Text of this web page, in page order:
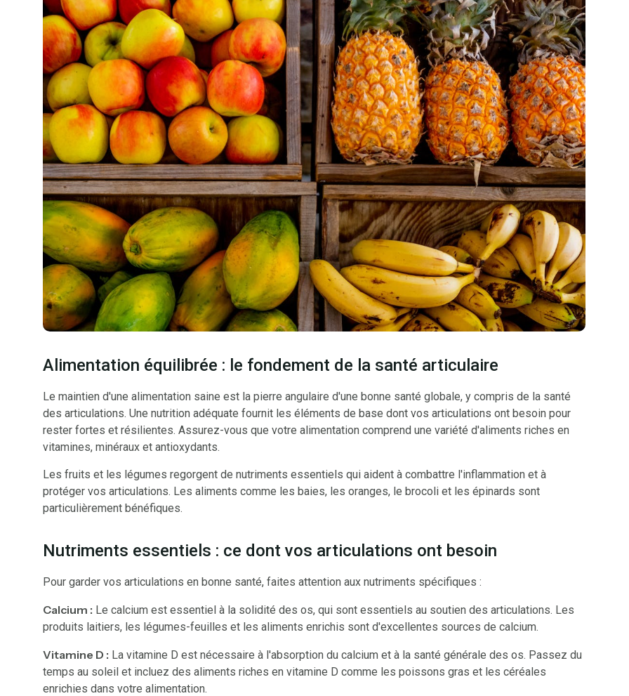
Alimentation équilibrée : le fondement de la santé articulaire
Le maintien d'une alimentation saine est la pierre angulaire d'une bonne santé globale, y compris de la santé
des articulations. Une nutrition adéquate fournit les éléments de base dont vos articulations ont besoin pour
rester fortes et résilientes. Assurez-vous que votre alimentation comprend une variété d'aliments riches en
vitamines, minéraux et antioxydants.
Les fruits et les légumes regorgent de nutriments essentiels qui aident à combattre l'inflammation et à
protéger vos articulations. Les aliments comme les baies, les oranges, le brocoli et les épinards sont
particulièrement bénéfiques.
Nutriments essentiels : ce dont vos articulations ont besoin
Pour garder vos articulations en bonne santé, faites attention aux nutriments spécifiques :
Calcium : Le calcium est essentiel à la solidité des os, qui sont essentiels au soutien des articulations. Les
produits laitiers, les légumes-feuilles et les aliments enrichis sont d'excellentes sources de calcium.
Vitamine D : La vitamine D est nécessaire à l'absorption du calcium et à la santé générale des os. Passez du
temps au soleil et incluez des aliments riches en vitamine D comme les poissons gras et les céréales
enrichies dans votre alimentation.